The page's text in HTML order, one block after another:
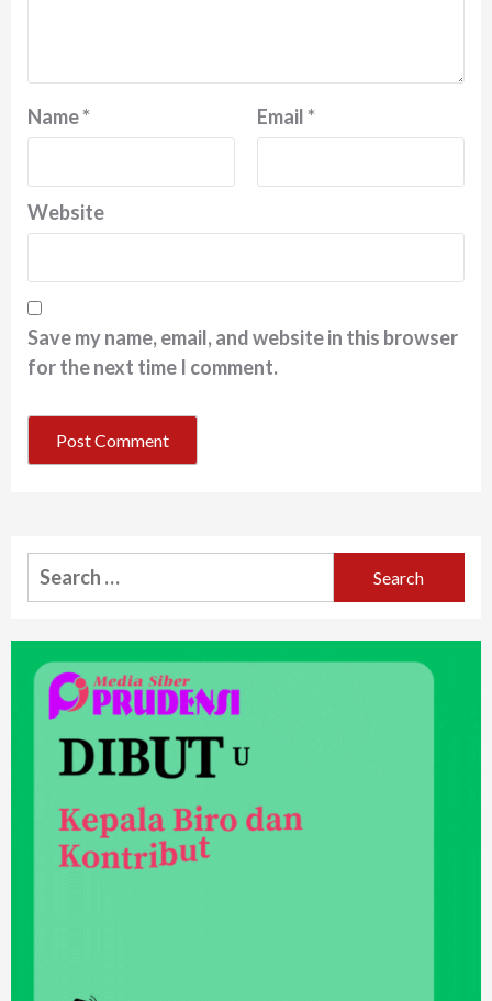
Name* Email*
Website
Save my name, email, and website in this browser
for the next time I comment.